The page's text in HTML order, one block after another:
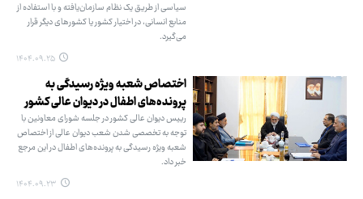
سیاسی از طریق یک نظام سازمان‌یافته و با استفاده از
منابع انسانی، در اختیار کشور یا کشورهای دیگر قرار
می‌گیرد.
۱۴۰۴.۰۹.۲۵
اختصاص شعبه ویژه رسیدگی به
پرونده‌های اطفال در دیوان عالی کشور
رییس دیوان عالی کشور در جلسه شورای معاونین با
توجه به تخصصی شدن شعب دیوان عالی از اختصاص
شعبه ویژه رسیدگی به پرونده‌های اطفال در این مرجع
خبر داد.
۱۴۰۴.۰۹.۲۳